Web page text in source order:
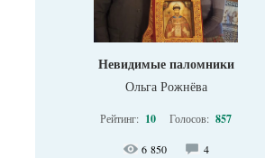
Невидимые паломники
Ольга Рожнёва
Рейтинг: 10 Голосов: 857
6 850 4